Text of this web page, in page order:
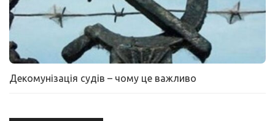
Декомунізація судів – чому це важливо